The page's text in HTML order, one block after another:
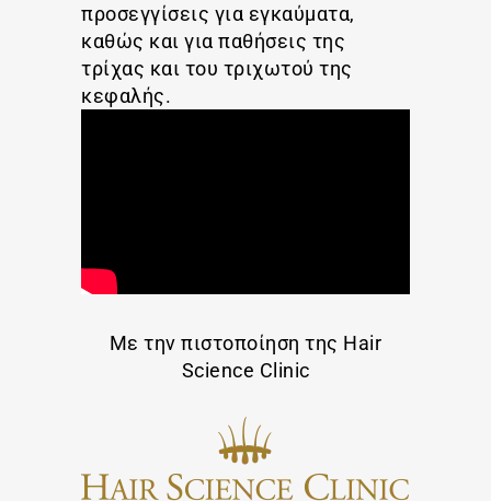
προσεγγίσεις για εγκαύματα,
καθώς και για παθήσεις της
τρίχας και του τριχωτού της
κεφαλής.
Με την πιστοποίηση της Hair
Science Clinic